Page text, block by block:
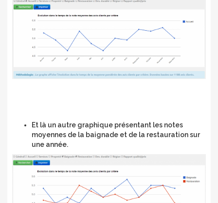
Et là un autre graphique présentant les notes
moyennes de la baignade et de la restauration sur
une année.